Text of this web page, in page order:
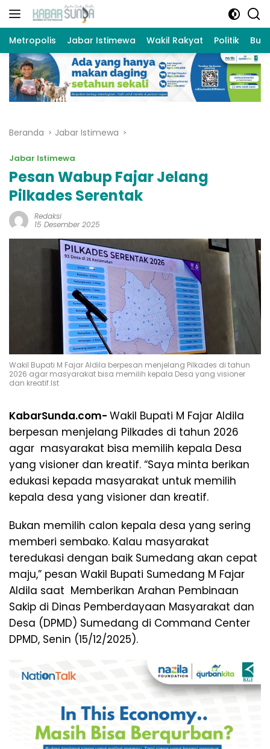
Langsung
Metropolis Jabar Istimewa Wakil Rakyat Politik
Beranda Jabar Istimewa
Jabar Istimewa
Pesan Wabup Fajar Jelang
Pilkades Serentak
Redaksi
15 Desember 2025
Wakil Bupati M Fajar Aldila berpesan menjelang Pilkades di tahun
2026 agar masyarakat bisa memilih kepala Desa yang visioner
dan kreatif.Ist
KabarSunda.com- Wakil Bupati M Fajar Aldila
berpesan menjelang Pilkades di tahun 2026
agar masyarakat bisa memilih kepala Desa
yang visioner dan kreatif. “Saya minta berikan
edukasi kepada masyarakat untuk memilih
kepala desa yang visioner dan kreatif.
Bukan memilih calon kepala desa yang sering
memberi sembako. Kalau masyarakat
teredukasi dengan baik Sumedang akan cepat
maju,” pesan Wakil Bupati Sumedang M Fajar
Aldila saat Memberikan Arahan Pembinaan
Sakip di Dinas Pemberdayaan Masyarakat dan
Desa (DPMD) Sumedang di Command Center
DPMD, Senin (15/12/2025).